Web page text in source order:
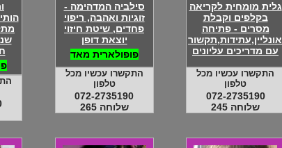
גלית מומחית לקריאה
בקלפים וקבלת
מסרים - פתיחה
אונליין,עתידות,תקשור
עם מדריכים עליונים
התקשרו עכשיו מכל
טלפון
072-2735190
שלוחה 245
סילביה המדהימה -
זוגיות ואהבה, ריפוי
פחדים, שיטת חיזוי
יוצאת דופן
פופולארית מאד
התקשרו עכשיו מכל
טלפון
072-2735190
שלוחה 265